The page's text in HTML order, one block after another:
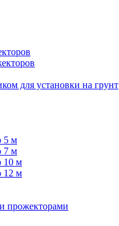
для установки на грунт
5 м
7 м
10 м
12 м
прожекторами